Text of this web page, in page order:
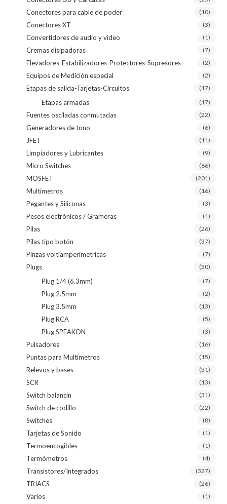
Conectores para cable de poder (10)
Conectores XT (3)
Convertidores de audio y video (1)
Cremas disipadoras (7)
Elevadores-Estabilizadores-Protectores-Supresores (2)
Equipos de Medición especial (2)
Etapas de salida-Tarjetas-Circuitos (17)
Etapas armadas (17)
Fuentes osciladas conmutadas (22)
Generadores de tono (6)
JFET (11)
Limpiadores y Lubricantes (9)
Micro Switches (66)
MOSFET (201)
Multímetros (16)
Pegantes y Siliconas (3)
Pesos electrónicos / Grameras (1)
Pilas (26)
Pilas tipo botón (37)
Pinzas voltiamperimetricas (7)
Plugs (30)
Plug 1/4 (6.3mm) (7)
Plug 2.5mm (2)
Plug 3.5mm (13)
Plug RCA (5)
Plug SPEAKON (3)
Pulsadores (16)
Puntas para Multímetros (15)
Relevos y bases (31)
SCR (13)
Switch balancin (31)
Switch de codillo (22)
Switches (8)
Tarjetas de Sonido (1)
Termoencogibles (1)
Termómetros (4)
Transistores/Integrados (327)
TRIACS (26)
Varios (1)